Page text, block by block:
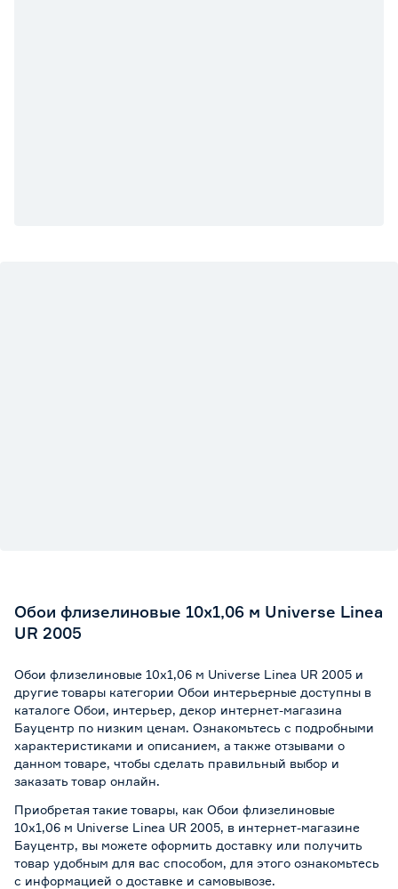
Обои флизелиновые 10х1,06 м Universe Linea
UR 2005
Обои флизелиновые 10х1,06 м Universe Linea UR 2005 и
другие товары категории Обои интерьерные доступны в
каталоге Обои, интерьер, декор интернет-магазина
Бауцентр по низким ценам. Ознакомьтесь с подробными
характеристиками и описанием, а также отзывами о
данном товаре, чтобы сделать правильный выбор и
заказать товар онлайн.
Приобретая такие товары, как Обои флизелиновые
10х1,06 м Universe Linea UR 2005, в интернет-магазине
Бауцентр, вы можете оформить доставку или получить
товар удобным для вас способом, для этого ознакомьтесь
с информацией о доставке и самовывозе.